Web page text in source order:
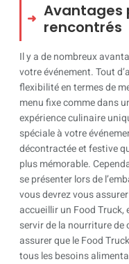
Avantages
rencontrés
Il y a de nombreux
votre événement. Tout
flexibilité en termes de
menu fixe comme dans
expérience culinaire
spéciale à votre
décontractée et festive
plus mémorable.
se présenter lors de
vous devrez vous
accueillir un Food Truck,
servir de la nourriture de
assurer que le Food
tous les besoins